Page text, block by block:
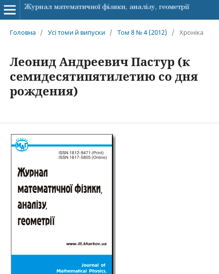
Головна / Усі томи й випуски / Том 8 № 4 (2012) / Хроніка
Леонид Андреевич Пастур (к
семидесятипятилетию со дня
рождения)